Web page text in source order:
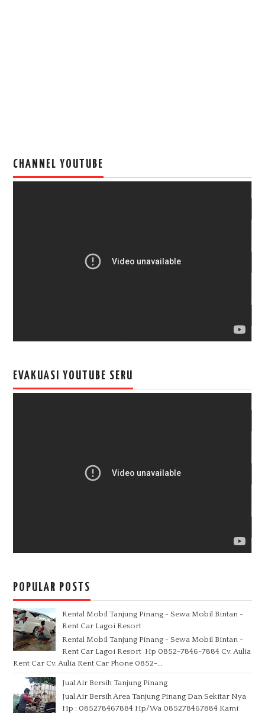
CHANNEL YOUTUBE
EVAKUASI YOUTUBE SERU
POPULAR POSTS
Rental Mobil Tanjung Pinang - Sewa Mobil Bintan -
Rent Car Lagoi Resort
Rental Mobil Tanjung Pinang - Sewa Mobil Bintan -
Rent Car Lagoi Resort Hp 0852-7846-7884 Cv. Aulia
Rent Car Cv. Aulia Rent Car Phone 0852-...
Jual Air Bersih Tanjung Pinang
Jual Air Bersih Area Tanjung Pinang Dan Sekitar Nya
Hp : 085278467884 Hp/Wa 085278467884 Kami